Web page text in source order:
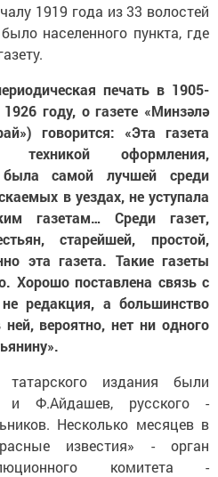
1919 года из 33 волостей
населенного пункта, где
печать в 1905-
году, о газете «Минзәлә
говорится: «Эта газета
техникой оформления,
самой лучшей среди
в уездах, не уступала
газетам… Среди газет,
старейшей, простой,
эта газета. Такие газеты
Хорошо поставлена связь с
редакция, а большинство
вероятно, нет ни одного
издания были
и Ф.Айдашев, русского -
Несколько месяцев в
известия» - орган
комитета -